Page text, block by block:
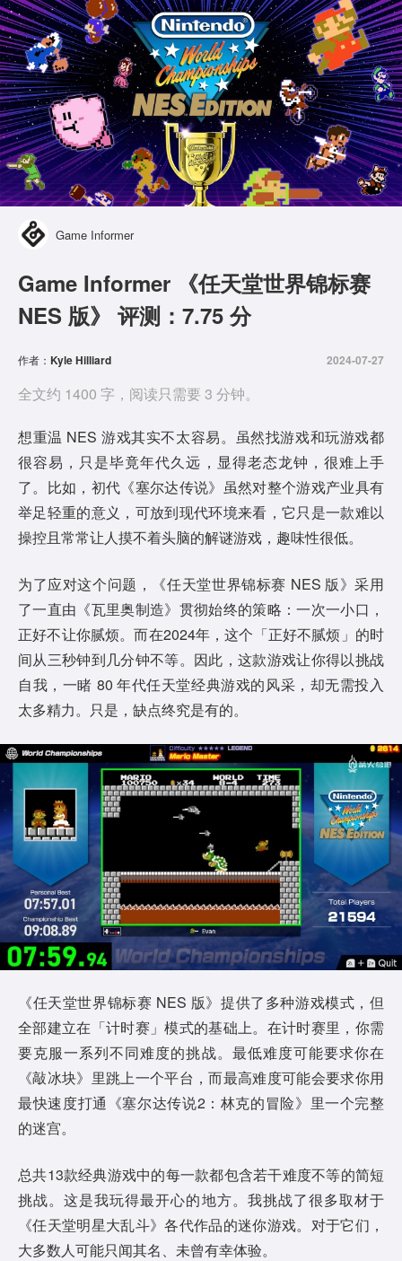
Game Informer
Game Informer 《任天堂世界锦标赛
NES 版》 评测：7.75 分
作者： Kyle Hilliard 2024-07-27
全文约 1400 字，阅读只需要 3 分钟。
想重温 NES 游戏其实不太容易。虽然找游戏和玩游戏都
很容易，只是毕竟年代久远，显得老态龙钟，很难上手
了。比如，初代《塞尔达传说》虽然对整个游戏产业具有
举足轻重的意义，可放到现代环境来看，它只是一款难以
操控且常常让人摸不着头脑的解谜游戏，趣味性很低。
为了应对这个问题，《任天堂世界锦标赛 NES 版》采用
了一直由《瓦里奥制造》贯彻始终的策略：一次一小口，
正好不让你腻烦。而在2024年，这个「正好不腻烦」的时
间从三秒钟到几分钟不等。因此，这款游戏让你得以挑战
自我，一睹 80 年代任天堂经典游戏的风采，却无需投入
太多精力。只是，缺点终究是有的。
《任天堂世界锦标赛 NES 版》提供了多种游戏模式，但
全部建立在「计时赛」模式的基础上。在计时赛里，你需
要克服一系列不同难度的挑战。最低难度可能要求你在
《敲冰块》里跳上一个平台，而最高难度可能会要求你用
最快速度打通《塞尔达传说2：林克的冒险》里一个完整
的迷宫。
总共13款经典游戏中的每一款都包含若干难度不等的简短
挑战。这是我玩得最开心的地方。我挑战了很多取材于
《任天堂明星大乱斗》各代作品的迷你游戏。对于它们，
大多数人可能只闻其名、未曾有幸体验。